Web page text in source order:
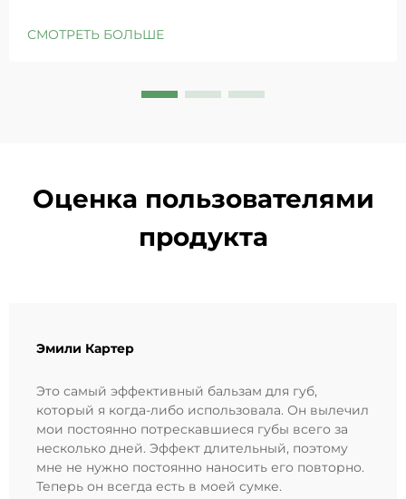
восстанавливает барьеры чувствительной кожи.
СМОТРЕТЬ БОЛЬШЕ
Оценка пользователями
продукта
Эмили Картер
Это самый эффективный бальзам для губ,
который я когда-либо использовала. Он вылечил
мои постоянно потрескавшиеся губы всего за
несколько дней. Эффект длительный, поэтому
мне не нужно постоянно наносить его повторно.
Теперь он всегда есть в моей сумке.